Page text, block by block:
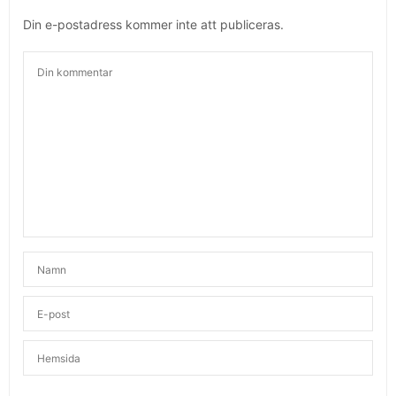
Din e-postadress kommer inte att publiceras.